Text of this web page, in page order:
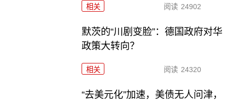
相关 阅读 24902
默茨的“川剧变脸”：德国政府对华
政策大转向？
相关 阅读 24320
“去美元化”加速，美债无人问津，